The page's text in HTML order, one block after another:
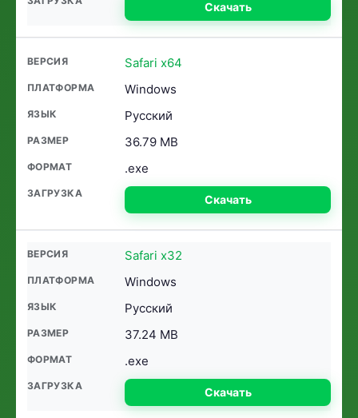
Скачать
Safari x64
Windows
Русский
36.79 MB
.exe
Скачать
Safari x32
Windows
Русский
37.24 MB
.exe
Скачать